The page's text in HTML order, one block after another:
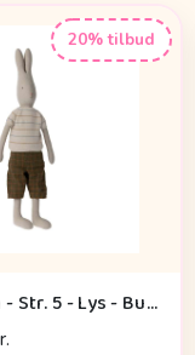
20% tilbud
Maileg Kanin - Str. 5 - Lys - Bukser og Striktrøje